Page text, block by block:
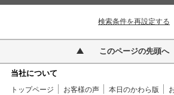
検索条件を再設定する
このページの先頭へ
当社について
トップページ お客様の声 本日のかわら版